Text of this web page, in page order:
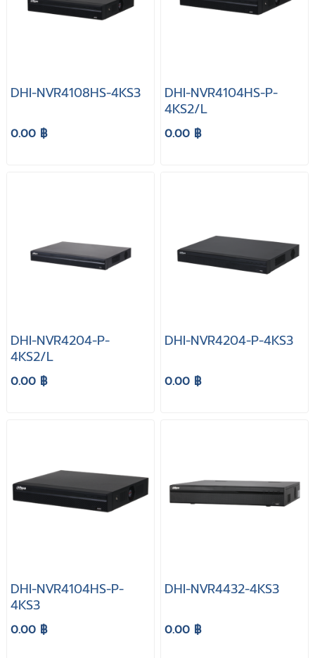
DHI-NVR4108HS-4KS3
0.00 ฿
DHI-NVR4104HS-P-
4KS2/L
0.00 ฿
DHI-NVR4204-P-
4KS2/L
0.00 ฿
DHI-NVR4204-P-4KS3
0.00 ฿
DHI-NVR4104HS-P-
4KS3
0.00 ฿
DHI-NVR4432-4KS3
0.00 ฿